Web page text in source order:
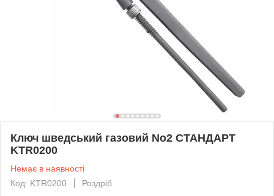
Ключ шведський газовий No2 СТАНДАРТ
KTR0200
Немає в наявності
Код: KTR0200
Роздріб